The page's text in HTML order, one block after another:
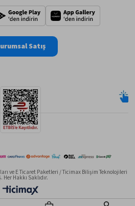
Satış
ve E Ticaret Paketleri / Ticimax Bilişim Teknolojileri
Her Hakkı Saklıdır.